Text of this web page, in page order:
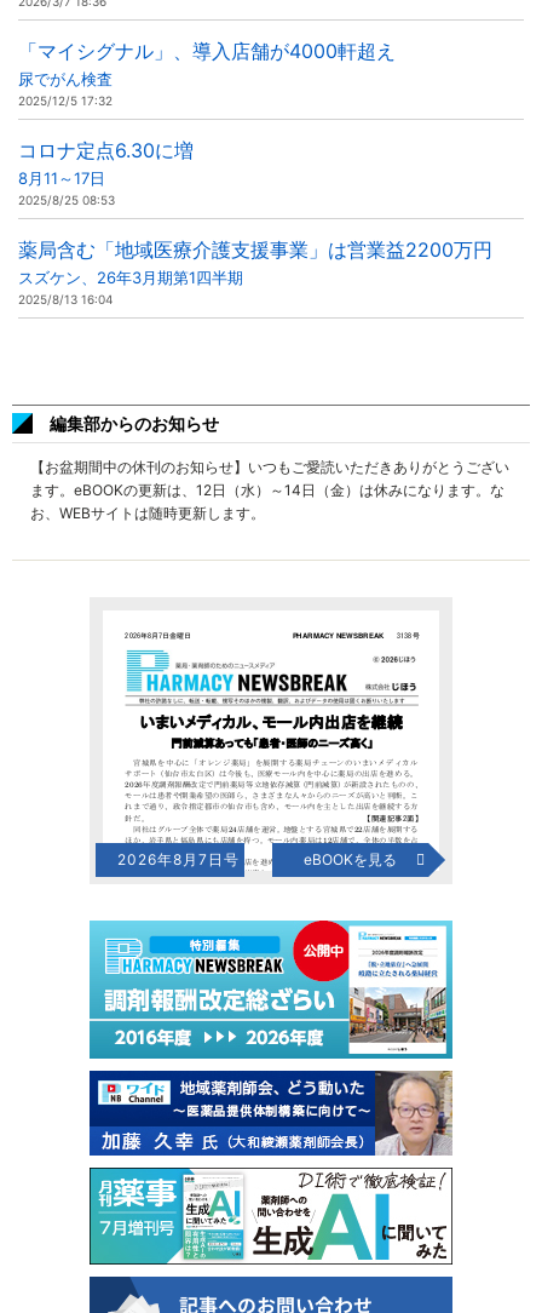
「マイシグナル」、導入店舗が4000軒超え
尿でがん検査
2025/12/5 17:32
コロナ定点6.30に増
8月11～17日
2025/8/25 08:53
薬局含む「地域医療介護支援事業」は営業益2200万円
スズケン、26年3月期第1四半期
2025/8/13 16:04
編集部からのお知らせ
【お盆期間中の休刊のお知らせ】いつもご愛読いただきありがとうござい
ます。eBOOKの更新は、12日（水）～14日（金）は休みになります。な
お、WEBサイトは随時更新します。
2026年8月7日号 eBOOKを見る